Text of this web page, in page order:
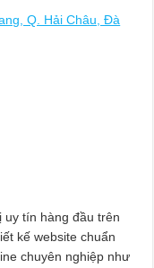
Q. Hải Châu, Đà
uy tín hàng đầu trên
kế website chuẩn
chuyên nghiệp như